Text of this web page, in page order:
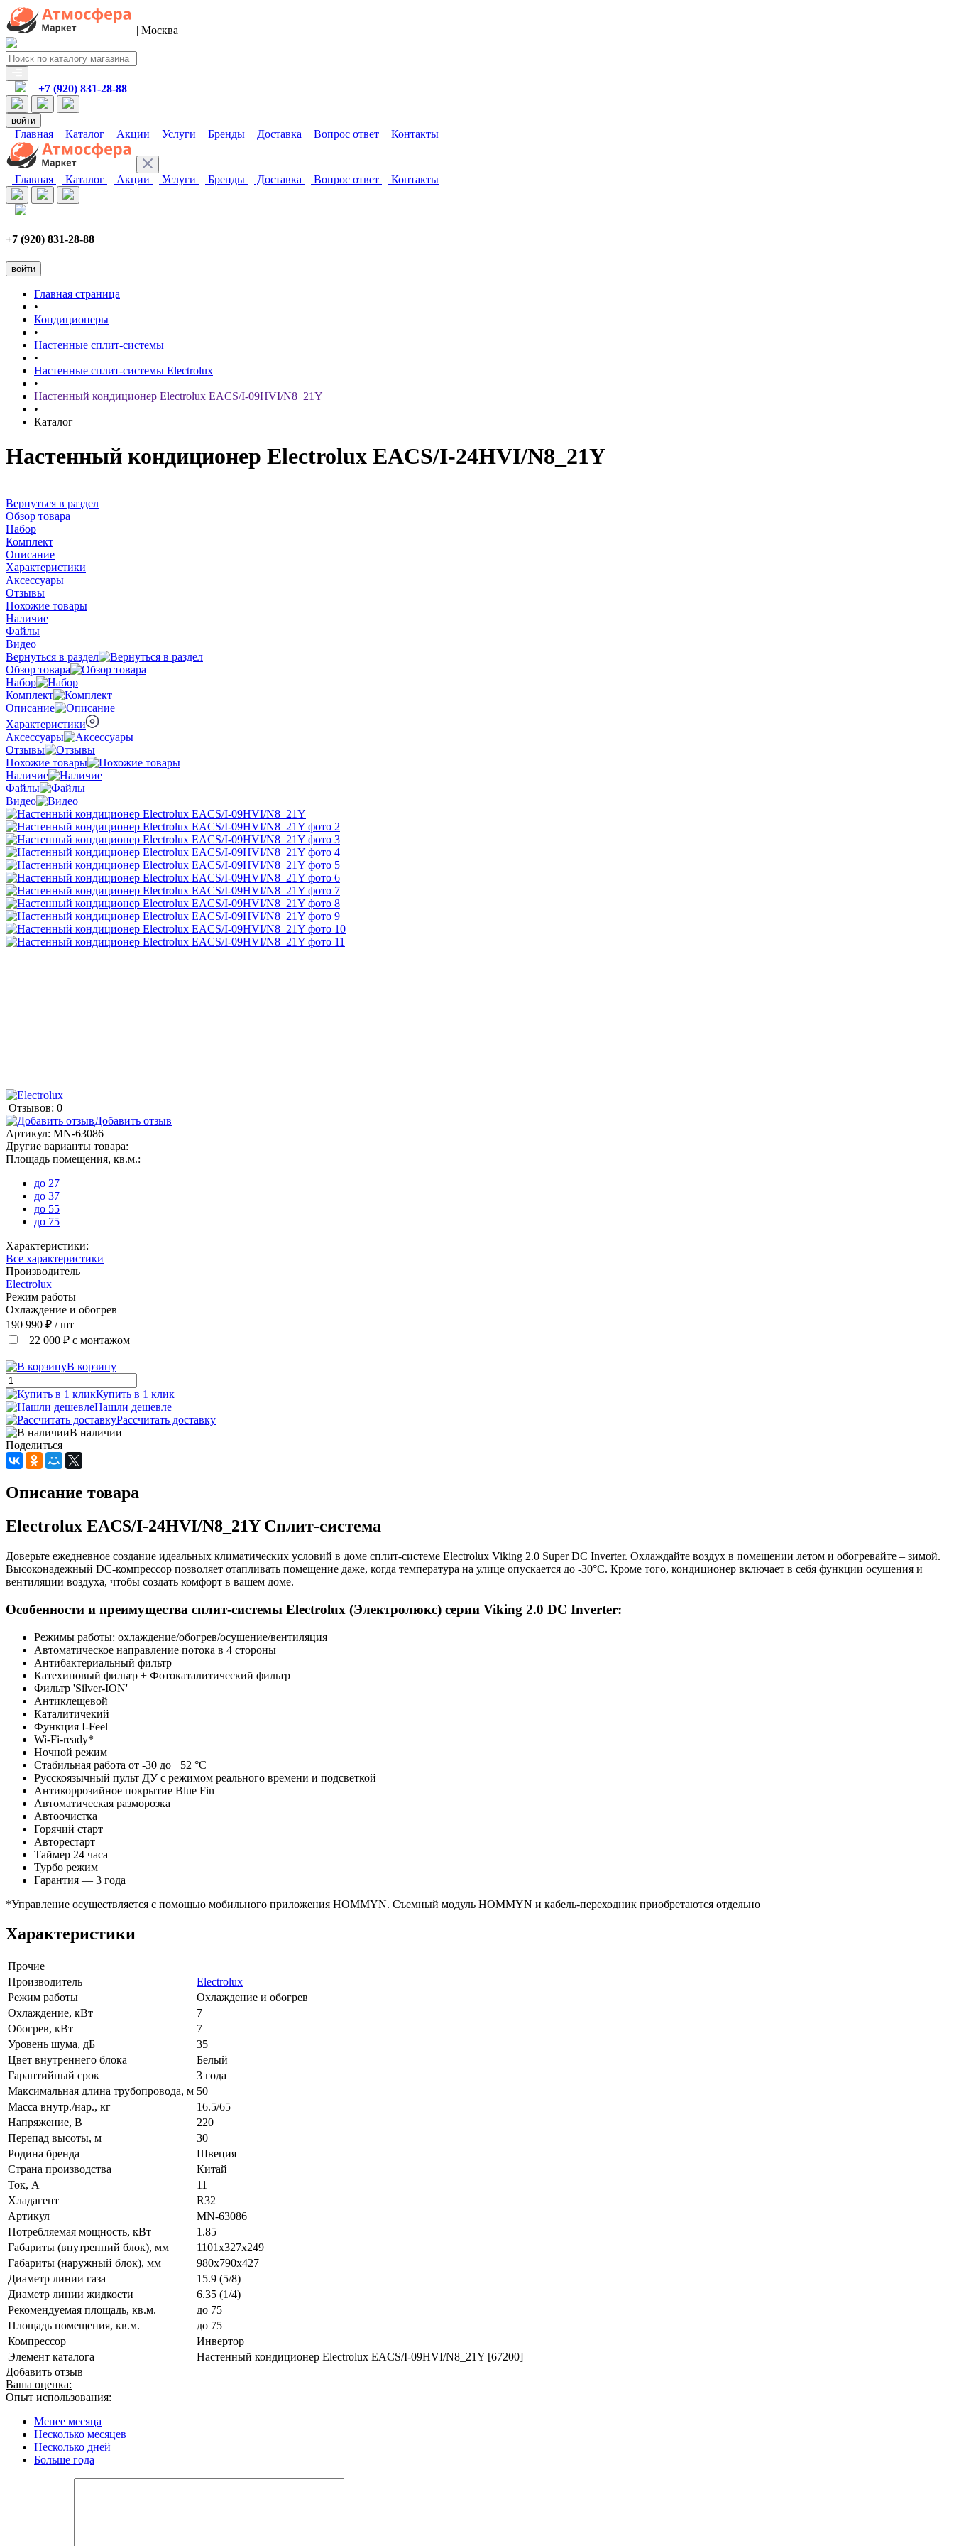
| Москва
+7 (920) 831-28-88
войти
Главная Каталог Акции Услуги Бренды Доставка Вопрос ответ Контакты
Главная Каталог Акции Услуги Бренды Доставка Вопрос ответ Контакты
+7 (920) 831-28-88
войти
Главная страница
•
Кондиционеры
•
Настенные сплит-системы
•
Настенные сплит-системы Electrolux
•
Настенный кондиционер Electrolux EACS/I-09HVI/N8_21Y
•
Каталог
Настенный кондиционер Electrolux EACS/I-24HVI/N8_21Y
Вернуться в раздел
Обзор товара
Набор
Комплект
Описание
Характеристики
Аксессуары
Отзывы
Похожие товары
Наличие
Файлы
Видео
Вернуться в раздел
Обзор товара
Набор
Комплект
Описание
Характеристики
Аксессуары
Отзывы
Похожие товары
Наличие
Файлы
Видео
Отзывов: 0
Добавить отзыв
Артикул: MN-63086
Другие варианты товара:
Площадь помещения, кв.м.:
до 27
до 37
до 55
до 75
Характеристики:
Все характеристики
Производитель
Electrolux
Режим работы
Охлаждение и обогрев
190 990 ₽ / шт
+22 000 ₽ с монтажом
В корзину
Купить в 1 клик
Нашли дешевле
Рассчитать доставку
В наличии
Поделиться
Описание товара
Electrolux EACS/I-24HVI/N8_21Y Сплит-система
Доверьте ежедневное создание идеальных климатических условий в доме сплит-системе Electrolux Viking 2.0 Super DC Inverter. Охлаждайте воздух в помещении летом и обогревайте – зимой.
Высоконадежный DC-компрессор позволяет отапливать помещение даже, когда температура на улице опускается до -30°С. Кроме того, кондиционер включает в себя функции осушения и
вентиляции воздуха, чтобы создать комфорт в вашем доме.
Особенности и преимущества сплит-системы Electrolux (Электролюкс) серии Viking 2.0 DC Inverter:
Режимы работы: охлаждение/обогрев/осушение/вентиляция
Автоматическое направление потока в 4 стороны
Антибактериальный фильтр
Катехиновый фильтр + Фотокаталитический фильтр
Фильтр 'Silver-ION'
Антиклещевой
Каталитичекий
Функция I-Feel
Wi-Fi-ready*
Ночной режим
Стабильная работа от -30 до +52 °C
Русскоязычный пульт ДУ с режимом реального времени и подсветкой
Антикоррозийное покрытие Blue Fin
Автоматическая разморозка
Автоочистка
Горячий старт
Авторестарт
Таймер 24 часа
Турбо режим
Гарантия — 3 года
*Управление осуществляется с помощью мобильного приложения HOMMYN. Съемный модуль HOMMYN и кабель-переходник приобретаются отдельно
Характеристики
Прочие
Производитель
Electrolux
Режим работы
Охлаждение и обогрев
Охлаждение, кВт
7
Обогрев, кВт
7
Уровень шума, дБ
35
Цвет внутреннего блока
Белый
Гарантийный срок
3 года
Максимальная длина трубопровода, м 50
Масса внутр./нар., кг
16.5/65
Напряжение, В
220
Перепад высоты, м
30
Родина бренда
Швеция
Страна производства
Китай
Ток, А
11
Хладагент
R32
Артикул
MN-63086
Потребляемая мощность, кВт
1.85
Габариты (внутренний блок), мм
1101x327x249
Габариты (наружный блок), мм
980x790x427
Диаметр линии газа
15.9 (5/8)
Диаметр линии жидкости
6.35 (1/4)
Рекомендуемая площадь, кв.м.
до 75
Площадь помещения, кв.м.
до 75
Компрессор
Инвертор
Элемент каталога
Настенный кондиционер Electrolux EACS/I-09HVI/N8_21Y [67200]
Добавить отзыв
Ваша оценка:
Опыт использования:
Менее месяца
Несколько месяцев
Несколько дней
Больше года